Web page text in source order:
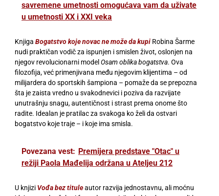
savremene umetnosti omogućava vam da uživate
u umetnosti XX i XXI veka
Knjiga Bogatstvo koje novac ne može da kupi Robina Šarme
nudi praktičan vodič za ispunjen i smislen život, oslonjen na
njegov revolucionarni model Osam oblika bogatstva. Ova
filozofija, već primenjivana među njegovim klijentima – od
milijardera do sportskih šampiona – pomaže da se prepozna
šta je zaista vredno u svakodnevici i poziva da razvijate
unutrašnju snagu, autentičnost i strast prema onome što
radite. Idealan je pratilac za svakoga ko želi da ostvari
bogatstvo koje traje – i koje ima smisla.
Povezana vest: Premijera predstave "Otac" u
režiji Paola Mađelija održana u Ateljeu 212
U knjizi Vođa bez tituleautor razvija jednostavnu, ali moćnu